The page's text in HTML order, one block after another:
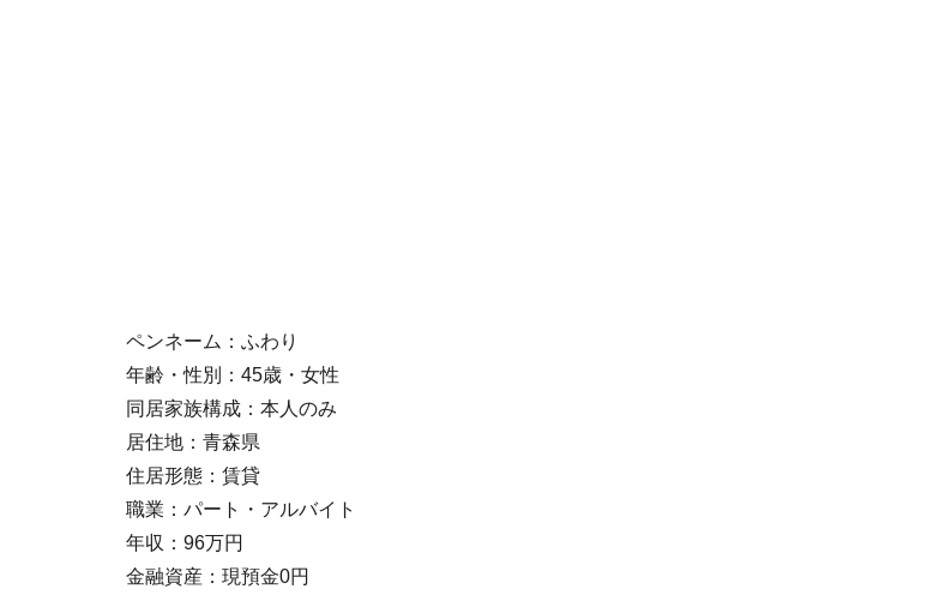
ペンネーム：ふわり
年齢・性別：45歳・女性
同居家族構成：本人のみ
居住地：青森県
住居形態：賃貸
職業：パート・アルバイト
年収：96万円
金融資産：現預金0円